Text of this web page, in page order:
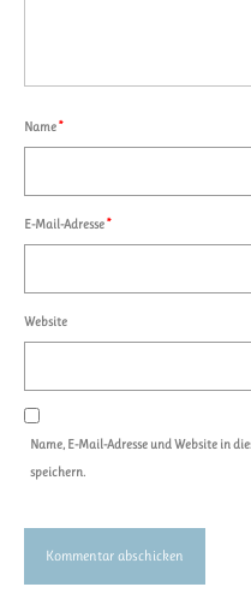
Name*
E-Mail-Adresse*
Website
Name, E-Mail-Adresse und Website in
speichern.